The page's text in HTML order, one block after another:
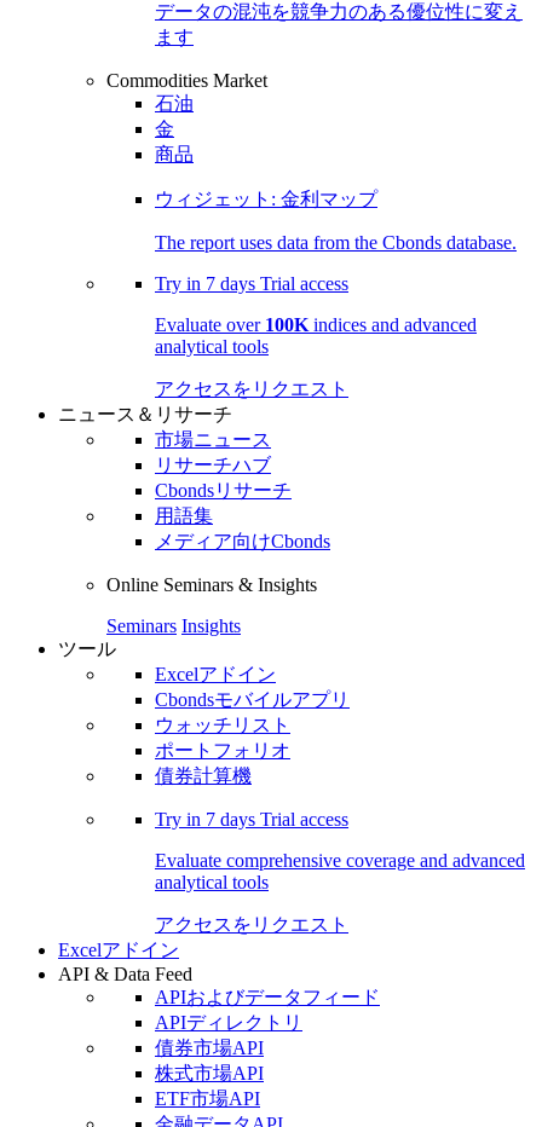
データの混沌を競争力のある優位性に変え
ます
Commodities Market
石油
金
商品
ウィジェット: 金利マップ
The report uses data from the Cbonds database.
Try in 7 days Trial access
Evaluate over 100K indices and advanced
analytical tools
アクセスをリクエスト
ニュース＆リサーチ
市場ニュース
リサーチハブ
Cbondsリサーチ
用語集
メディア向けCbonds
Online Seminars & Insights
Seminars Insights
ツール
Excelアドイン
Cbondsモバイルアプリ
ウォッチリスト
ポートフォリオ
債券計算機
Try in 7 days Trial access
Evaluate comprehensive coverage and advanced
analytical tools
アクセスをリクエスト
Excelアドイン
API & Data Feed
APIおよびデータフィード
APIディレクトリ
債券市場API
株式市場API
ETF市場API